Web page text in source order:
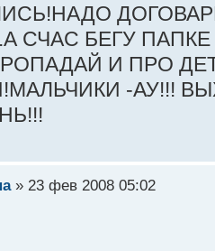
СЧАС БЕГУ
И ПРО
-АУ!!!
» 23 фев 2008 05:02